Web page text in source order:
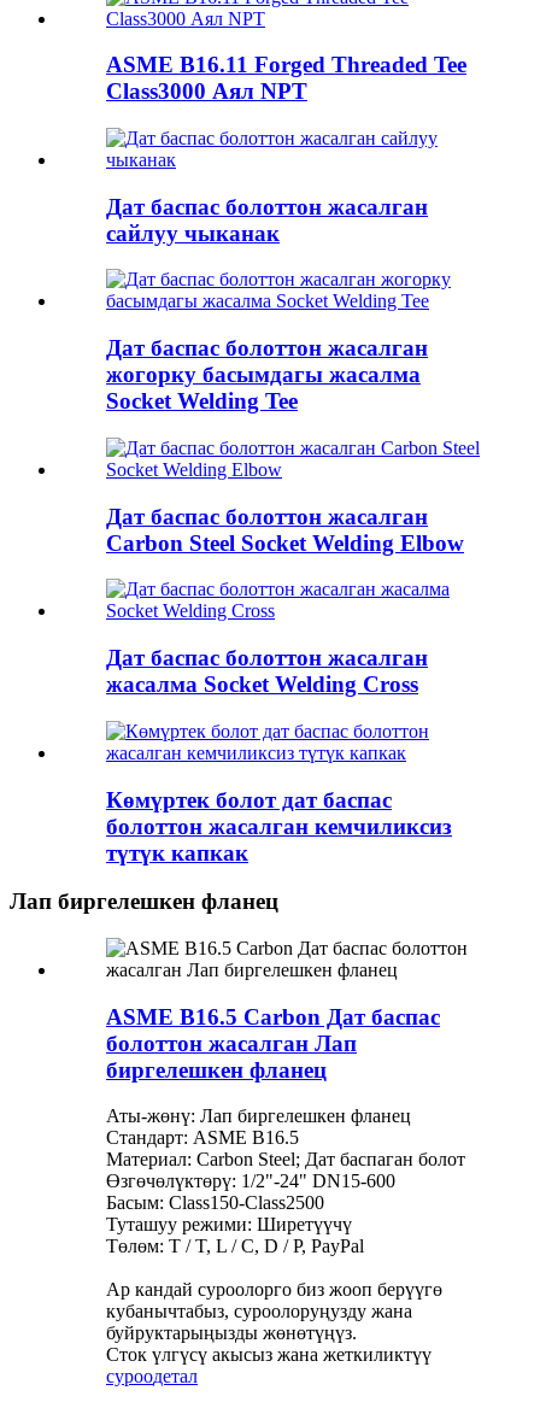
ASME B16.11 Forged Threaded Tee
Class3000 Аял NPT
Дат баспас болоттон жасалган
сайлуу чыканак
Дат баспас болоттон жасалган
жогорку басымдагы жасалма
Socket Welding Tee
Дат баспас болоттон жасалган
Carbon Steel Socket Welding Elbow
Дат баспас болоттон жасалган
жасалма Socket Welding Cross
Көмүртек болот дат баспас
болоттон жасалган кемчиликсиз
түтүк капкак
Лап биргелешкен фланец
ASME B16.5 Carbon Дат баспас
болоттон жасалган Лап
биргелешкен фланец
Аты-жөнү: Лап биргелешкен фланец
Стандарт: ASME B16.5
Материал: Carbon Steel; Дат баспаган болот
Өзгөчөлүктөрү: 1/2"-24" DN15-600
Басым: Class150-Class2500
Туташуу режими: Ширетүүчү
Төлөм: T / T, L / C, D / P, PayPal
Ар кандай суроолорго биз жооп берүүгө
кубанычтабыз, суроолоруңузду жана
буйруктарыңызды жөнөтүңүз.
Сток үлгүсү акысыз жана жеткиликтүү
суроодетал